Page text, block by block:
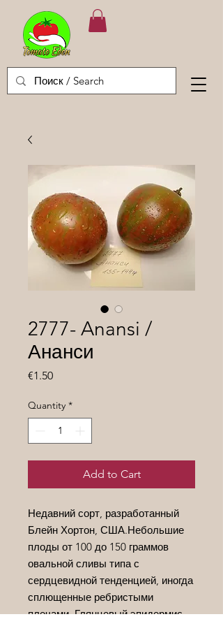
2777- Anansi /
Ананси
€1.50Price
Quantity *
Add to Cart
Недавний сорт, разработанный
Блейн Хортон, США.Небольшие
плоды от 100 до 150 граммов
овальной сливы типа с
сердцевидной тенденцией, иногда
сплющенные ребристыми
плечами .Глянцевый эпидермис